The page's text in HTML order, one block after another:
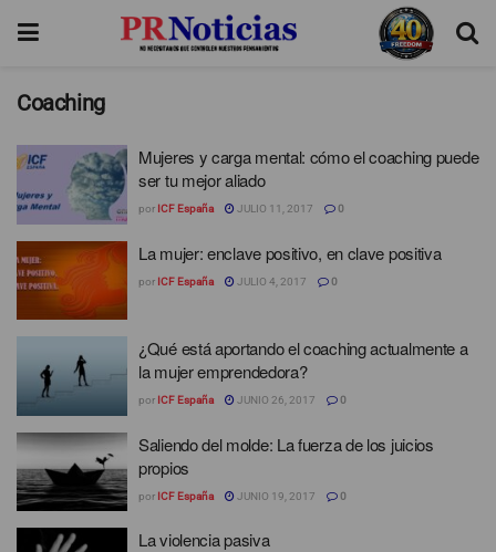
Coaching
Mujeres y carga mental: cómo el coaching puede
ser tu mejor aliado
por ICF España JULIO 11, 2017 0
La mujer: enclave positivo, en clave positiva
por ICF España JULIO 4, 2017 0
¿Qué está aportando el coaching actualmente a
la mujer emprendedora?
por ICF España JUNIO 26, 2017 0
Saliendo del molde: La fuerza de los juicios
propios
por ICF España JUNIO 19, 2017 0
La violencia pasiva